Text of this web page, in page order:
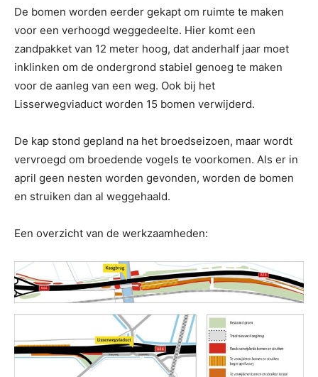
De bomen worden eerder gekapt om ruimte te maken
voor een verhoogd weggedeelte. Hier komt een
zandpakket van 12 meter hoog, dat anderhalf jaar moet
inklinken om de ondergrond stabiel genoeg te maken
voor de aanleg van een weg. Ook bij het
Lisserwegviaduct worden 15 bomen verwijderd.
De kap stond gepland na het broedseizoen, maar wordt
vervroegd om broedende vogels te voorkomen. Als er in
april geen nesten worden gevonden, worden de bomen
en struiken dan al weggehaald.
Een overzicht van de werkzaamheden: